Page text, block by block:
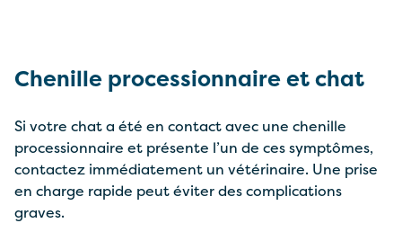
Chenille processionnaire et chat
Si votre chat a été en contact avec une chenille
processionnaire et présente l’un de ces symptômes,
contactez immédiatement un vétérinaire. Une prise
en charge rapide peut éviter des complications
graves.